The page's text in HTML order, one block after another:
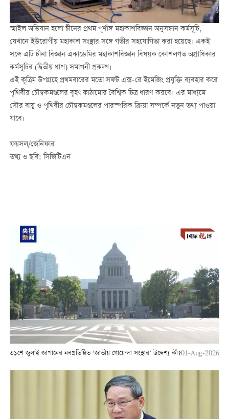
স্মাইল অভিযান হলো চীনের প্রথম পূর্ণাঙ্গ মহাকাশবিজ্ঞান অনুসন্ধান কর্মসূচি,
যেখানে ইউরোপীয় মহাকাশ সংস্থার সঙ্গে গভীর সহযোগিতা করা হয়েছে। একই
সঙ্গে এটি চীনা বিজ্ঞান একাডেমির মহাকাশবিজ্ঞান বিষয়ক কৌশলগত অগ্রাধিকার
কর্মসূচির (দ্বিতীয় ধাপ) সমাপনী প্রকল্প।
এই কৃত্রিম উপগ্রহে প্রথমবারের মতো সফট এক্স-রে ইমেজিং প্রযুক্তি ব্যবহার করে
পৃথিবীর চৌম্বকমণ্ডলের বৃহৎ কাঠামোর বৈশ্বিক চিত্র ধারণ করবে। এর মাধ্যমে
সৌর বায়ু ও পৃথিবীর চৌম্বকমণ্ডলের পারস্পরিক ক্রিয়া সম্পর্কে নতুন তথ্য পাওয়া
যাবে।
ফয়সল/জেনিফার
তথ্য ও ছবি: সিজিটিএন
৩১শে জুলাই জাপানের নবপ্রতিষ্ঠিত ‘জাতীয় গোয়েন্দা সংস্থার’ উদ্দেশ্য কী?01-Aug-2026